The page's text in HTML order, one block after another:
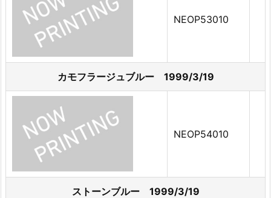
NEOP53010
カモフラージュブルー 1999/3/19
NEOP54010
ストーンブルー 1999/3/19